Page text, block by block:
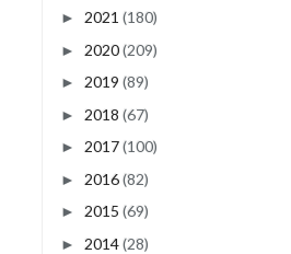
► 2021 (180)
► 2020(209)
► 2019 (89)
► 2018 (67)
► 2017(100)
► 2016(82)
► 2015 (69)
► 2014(28)